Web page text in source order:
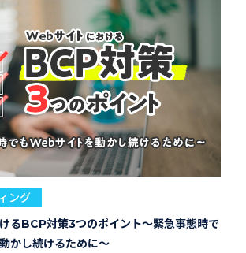
ング
るBCP対策3つのポイント～緊急事態時で
かし続けるために～